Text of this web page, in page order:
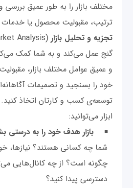
مختلف بازار را به طور عمیق بررسی
ترتیب، مقبولیت محصول یا
تجزیه و تحلیل بازار
گنج عمل می‌کند و به شما کمک
و عمیق عوامل مختلف بازار،
خود را بسنجید و تصمیمات
توسعه‌ی کسب و کارتان اتخاذ کنید.
ابزار می‌توانید:
بازار هدف خود را به درستی
شما چه کسانی هستند؟ نیازها،
چگونه است؟ از چه کانال‌هایی
دسترسی پیدا کنید؟